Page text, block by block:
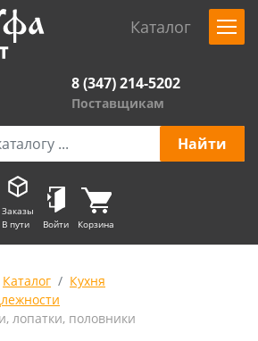
Каталог
8 (347) 214-5202
Поставщикам
Заказы
В пути
Войти Корзина
Каталог
Кухня
лопатки, половники